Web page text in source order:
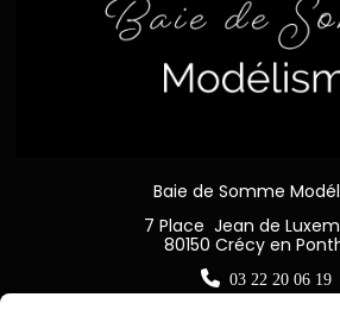
Baie de Somme
7 Place Jean de
80150 Crécy en
 03 22 20 06 19